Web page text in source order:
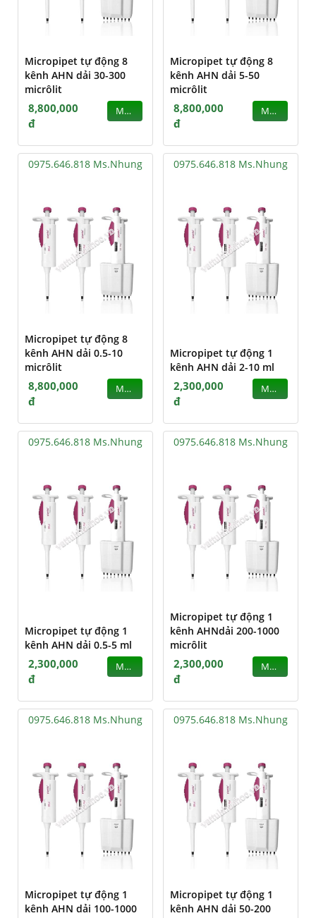
Micropipet tự động 8
kênh AHN dải 30-300
micrôlit
8,800,000
đ
MUA
Micropipet tự động 8
kênh AHN dải 5-50
micrôlit
8,800,000
đ
MUA
0975.646.818 Ms.Nhung
Micropipet tự động 8
kênh AHN dải 0.5-10
micrôlit
8,800,000
đ
MUA
0975.646.818 Ms.Nhung
Micropipet tự động 1
kênh AHN dải 2-10 ml
2,300,000
đ
MUA
0975.646.818 Ms.Nhung
Micropipet tự động 1
kênh AHN dải 0.5-5 ml
2,300,000
đ
MUA
0975.646.818 Ms.Nhung
Micropipet tự động 1
kênh AHNdải 200-1000
micrôlit
2,300,000
đ
MUA
0975.646.818 Ms.Nhung
Micropipet tự động 1
kênh AHN dải 100-1000
0975.646.818 Ms.Nhung
Micropipet tự động 1
kênh AHN dải 50-200